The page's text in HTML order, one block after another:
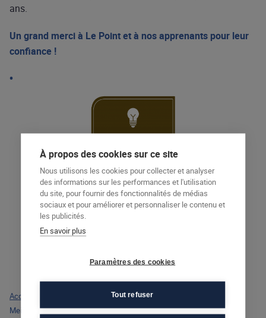
ans.
Un grand merci à Le Point et à nos apprenants pour leur
confiance !
Accueil
Meilleurs instituts de formation en 2021 : le Groupe AFEC sélectionné
À propos des cookies sur ce site
Nous utilisons les cookies pour collecter et analyser
des informations sur les performances et l'utilisation
du site, pour fournir des fonctionnalités de médias
sociaux et pour améliorer et personnaliser le contenu et
les publicités.
En savoir plus
Paramètres des cookies
Tout refuser